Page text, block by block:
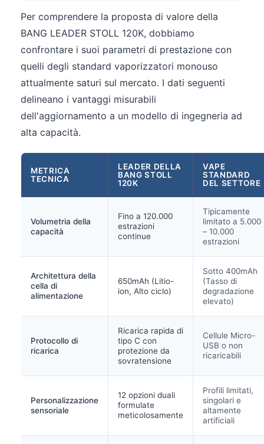
Per comprendere la proposta di valore della
BANG LEADER STOLL 120K, dobbiamo
confrontare i suoi parametri di prestazione con
quelli degli standard vaporizzatori monouso
attualmente saturi sul mercato. I dati seguenti
delineano i vantaggi misurabili
dell'aggiornamento a un modello di ingegneria ad
alta capacità.
METRICA
TECNICA
LEADER DELLA
BANG STOLL
120K
VAPE
STANDARD
DEL SETTORE
Volumetria della
capacità
Fino a 120.000
estrazioni
continue
Tipicamente
limitato a 5.000
– 10.000
estrazioni
Architettura della
cella di
alimentazione
650mAh (Litio-
ion, Alto ciclo)
Sotto 400mAh
(Tasso di
degradazione
elevato)
Protocollo di
ricarica
Ricarica rapida di
tipo C con
protezione da
sovratensione
Cellule Micro-
USB o non
ricaricabili
Personalizzazione
sensoriale
12 opzioni duali
formulate
meticolosamente
Profili limitati,
singolari e
altamente
artificiali